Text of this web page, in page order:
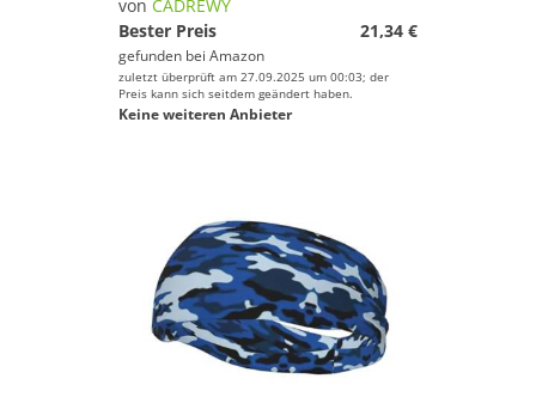
von CADREWY
Bester Preis
21,34 €
gefunden bei Amazon
zuletzt überprüft am 27.09.2025 um 00:03; der
Preis kann sich seitdem geändert haben.
Keine weiteren Anbieter